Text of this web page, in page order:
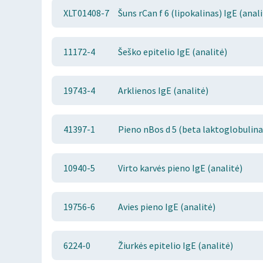
XLT01408-7 Šuns rCan f 6 (lipokalinas) IgE
11172-4 Šeško epitelio IgE (analitė)
19743-4 Arklienos IgE (analitė)
41397-1 Pieno nBos d 5 (beta
10940-5 Virto karvės pieno IgE (analitė)
19756-6 Avies pieno IgE (analitė)
6224-0 Žiurkės epitelio IgE (analitė)